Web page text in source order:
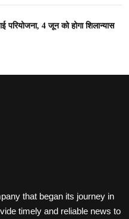
परियोजना, 4 जून को होगा शिलान्यास
that began its journey in
timely and reliable news to